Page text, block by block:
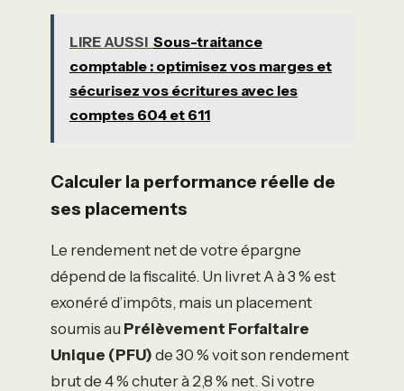
LIRE AUSSI Sous-traitance
comptable : optimisez vos marges et
sécurisez vos écritures avec les
comptes 604 et 611
Calculer la performance réelle de
ses placements
Le rendement net de votre épargne
dépend de la fiscalité. Un livret A à 3 % est
exonéré d’impôts, mais un placement
soumis au Prélèvement Forfaitaire
Unique (PFU) de 30 % voit son rendement
brut de 4 % chuter à 2,8 % net. Si votre